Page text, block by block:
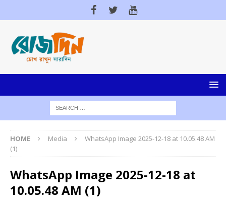
HOME Media
WhatsApp Image 2025-12-18 at 10.05.48 AM
(1)
WhatsApp Image 2025-12-18 at
10.05.48 AM (1)